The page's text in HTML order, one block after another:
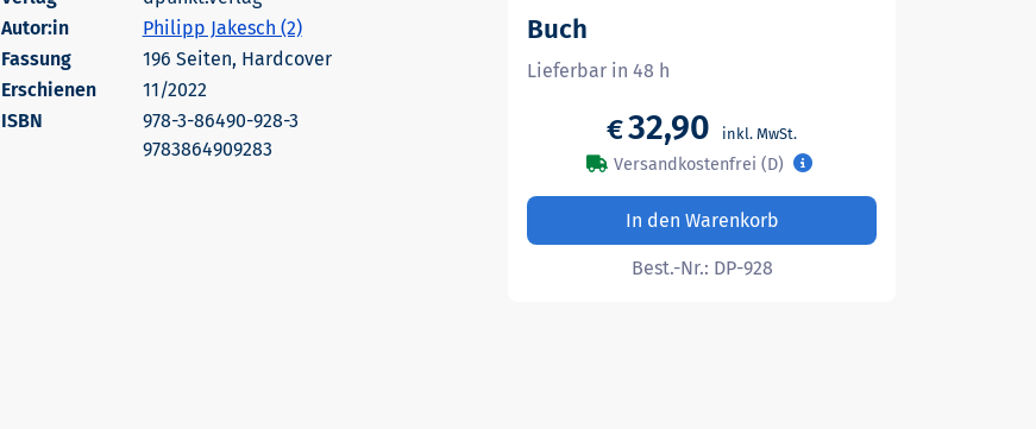
Autor:in
Philipp Jakesch (2)
196 Seiten, Hardcover
Erschienen
11/2022
978-3-86490-928-3
9783864909283
Buch
Lieferbar in 48 h
€32,90
Versandkostenfrei (D)
In den Warenkorb
Best.-Nr.: DP-928